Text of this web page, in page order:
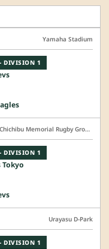
DIVISION 1
Yamaha Stadium
DIVISION 1
Tokyo
Prince Chichibu Memorial Rugby Ground
DIVISION 1
Urayasu D-Park